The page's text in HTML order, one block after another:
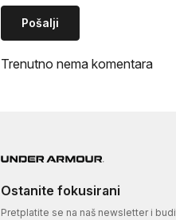
Pošalji
Trenutno nema komentara
Ostanite fokusirani
Pretplatite se na naš newsletter i